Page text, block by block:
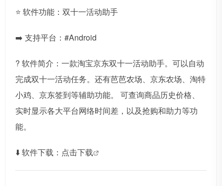
⭐️ 软件功能：双十一活动助手
➡️ 支持平台：#Android
? 软件简介：一款淘宝京东双十一活动助手。可以自动
完成双十一活动任务。还有芭芭农场、京东农场、淘特
小鸡、京东签到等辅助功能。 可查询商品历史价格、
实时显示各大平台网络时间差，以及抢购和助力等功
能。
⬇️ 软件下载： 点击下载